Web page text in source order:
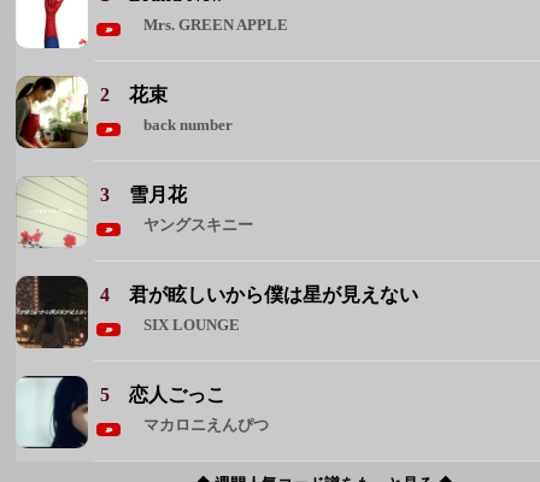
3雪月花
4君が眩しいから僕は星が見えない
5 恋人ごっこ
マカロニえんぴつ
◆ 週間人気コード譜をもっと見る ◆
1 Mrs. GREEN APPLE